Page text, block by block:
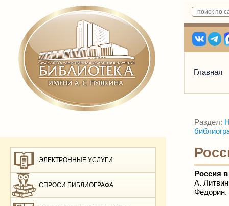
Главная
ЭЛЕКТРОННЫЕ УСЛУГИ
СПРОСИ БИБЛИОГРАФА
Раздел:
Россия
А.
Федорин.